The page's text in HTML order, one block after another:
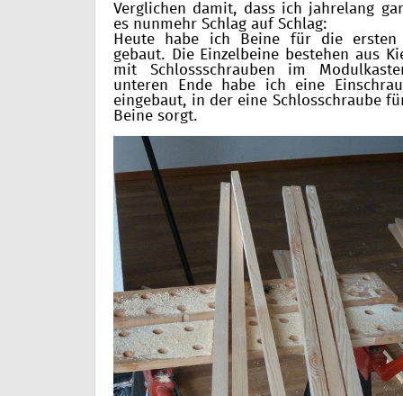
Verglichen damit, dass ich jahrelang
es nunmehr Schlag auf Schlag:
Heute habe ich Beine für die ersten
gebaut. Die Einzelbeine bestehen aus
mit Schlossschrauben im
unteren Ende habe ich eine
eingebaut, in der eine Schlosschraube
Beine sorgt.